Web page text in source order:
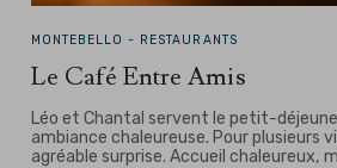
MONTEBELLO - RESTAURANTS
Le Café Entre Amis
Léo et Chantal servent le petit-
ambiance chaleureuse. Pour plusieurs
agréable surprise. Accueil chaleureux,